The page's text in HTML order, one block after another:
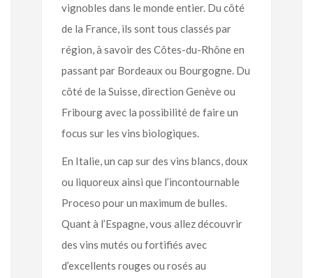
vignobles dans le monde entier. Du côté
de la France, ils sont tous classés par
région, à savoir des Côtes-du-Rhône en
passant par Bordeaux ou Bourgogne. Du
côté de la Suisse, direction Genève ou
Fribourg avec la possibilité de faire un
focus sur les vins biologiques.
En Italie, un cap sur des vins blancs, doux
ou liquoreux ainsi que l’incontournable
Proceso pour un maximum de bulles.
Quant à l’Espagne, vous allez découvrir
des vins mutés ou fortifiés avec
d’excellents rouges ou rosés au